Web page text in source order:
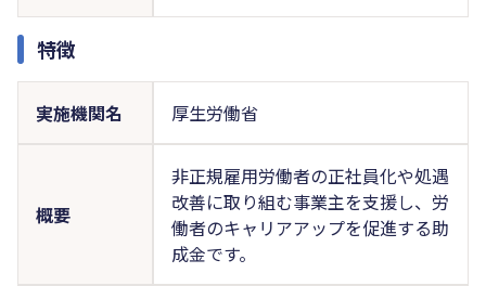
特徴
実施機関名 厚生労働省
概要
非正規雇用労働者の正社員化や処遇
改善に取り組む事業主を支援し、労
働者のキャリアアップを促進する助
成金です。